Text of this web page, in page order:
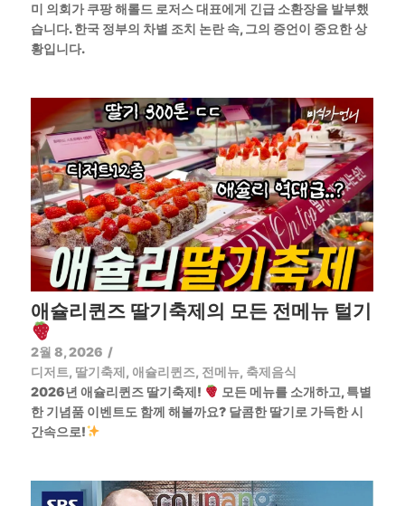
미 의회가 쿠팡 해롤드 로저스 대표에게 긴급 소환장을 발부했
습니다. 한국 정부의 차별 조치 논란 속, 그의 증언이 중요한 상
황입니다.
애슐리퀸즈 딸기축제의 모든 전메뉴 털기
2월 8, 2026 /
디저트, 딸기축제, 애슐리퀸즈, 전메뉴, 축제음식
2026년 애슐리퀸즈 딸기축제!
모든 메뉴를 소개하고, 특별
한 기념품 이벤트도 함께 해볼까요? 달콤한 딸기로 가득한 시
간속으로!